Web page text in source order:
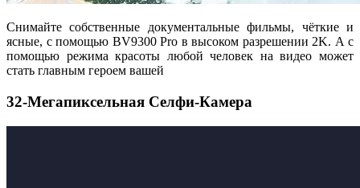
Снимайте собственные документальные фильмы, чёткие и
ясные, с помощью BV9300 Pro в высоком разрешении 2K. А с
помощью режима красоты любой человек на видео может
стать главным героем вашей
32-Мегапиксельная Селфи-Камера